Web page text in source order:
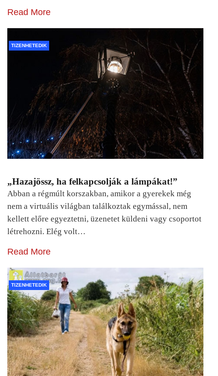
Read More
TIZENHETEDIK
„Hazajössz, ha felkapcsolják a lámpákat!”
Abban a régmúlt korszakban, amikor a gyerekek még
nem a virtuális világban találkoztak egymással, nem
kellett előre egyeztetni, üzenetet küldeni vagy csoportot
létrehozni. Elég volt…
Read More
TIZENHETEDIK